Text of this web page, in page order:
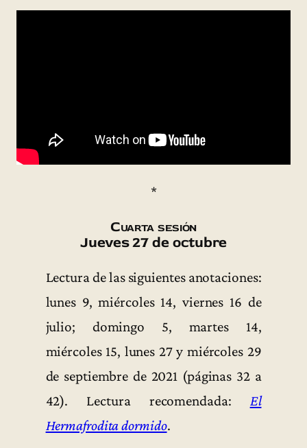
*
Cuarta sesión
Jueves 27 de octubre
Lectura de las siguientes anotaciones:
lunes 9, miércoles 14, viernes 16 de
julio; domingo 5, martes 14,
miércoles 15, lunes 27 y miércoles 29
de septiembre de 2021 (páginas 32 a
42). Lectura recomendada: El
Hermafrodita dormido.